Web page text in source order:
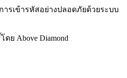
ารเข้ารหัสอย่างปลอดภัยด้วยระบบ
ย Above Diamond